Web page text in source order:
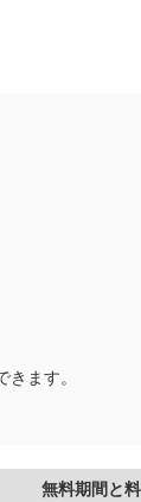
ます。
無料期間と